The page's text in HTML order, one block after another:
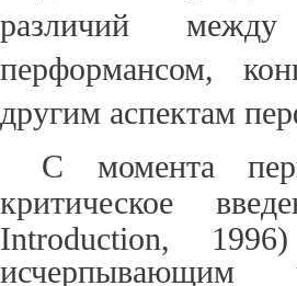
различий
перформансом,
другим аспектам
С момента
критическое
Introduction, 1996)
исчерпывающим